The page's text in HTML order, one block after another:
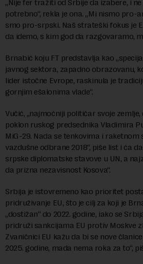
„Nije fer tražiti od Srbije da izabere, i
potrebno“, rekla je ona. „Mi nismo
smo pro-srpski. Naš strateški fokus je
da idemo, s kim god da razgovaramo,
Brnabić koju FT predstavlja kao
javnog sektora, zapadno obrazovanu,
lider istočne Evrope, raskinula je
gornjim ešalonima vlade“.
Vučić, „najmoćniji političar svoje
poklon ruskog predsednika Vladimira
MiG-29. Nada se tenkovima i
vazdušne odbrane 2018“, piše list i ća
srpske diplomatske stavove u UN, a
da prizna nezavisnost Kosova“.
Srbija je istovremeno kao prioritet
pridruživanje EU, što je cilj za koji je
„dostižan“ do 2022. godine, iako se
pridruži sankcijama EU protiv Moskve
Zvaničnici EU kažu da bi se nove
2025. godine, mada nema roka za to“,